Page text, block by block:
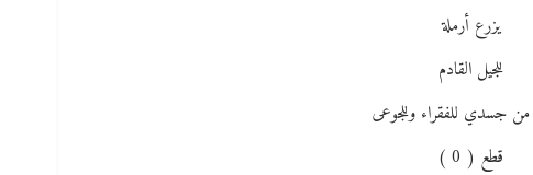
يزرع أرملة
للجيل القادم
جسدي للفقراء وللجوعى
قطع ( 0 )